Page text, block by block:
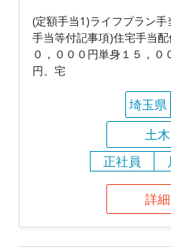
(定額手当1)ライフプラン
手当等付記事項)住宅手当
０，０００円単身１５，
円、宅
埼玉県
土
正社員
詳